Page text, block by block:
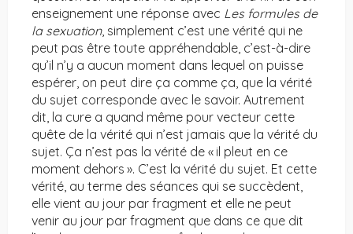
enseignement une réponse avec Les formules de
la sexuation, simplement c’est une vérité qui ne
peut pas être toute appréhendable, c’est-à-dire
qu’il n’y a aucun moment dans lequel on puisse
espérer, on peut dire ça comme ça, que la vérité
du sujet corresponde avec le savoir. Autrement
dit, la cure a quand même pour vecteur cette
quête de la vérité qui n’est jamais que la vérité du
sujet. Ça n’est pas la vérité de « il pleut en ce
moment dehors ». C’est la vérité du sujet. Et cette
vérité, au terme des séances qui se succèdent,
elle vient au jour par fragment et elle ne peut
venir au jour par fragment que dans ce que dit